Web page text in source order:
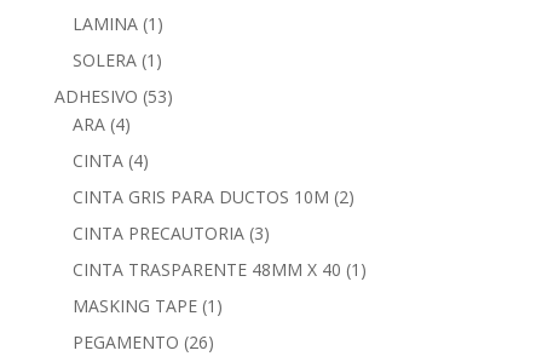
LAMINA (1)
SOLERA (1)
ADHESIVO (53)
ARA (4)
CINTA (4)
CINTA GRIS PARA DUCTOS 10M (2)
CINTA PRECAUTORIA (3)
CINTA TRASPARENTE 48MM X 40 (1)
MASKING TAPE (1)
PEGAMENTO (26)